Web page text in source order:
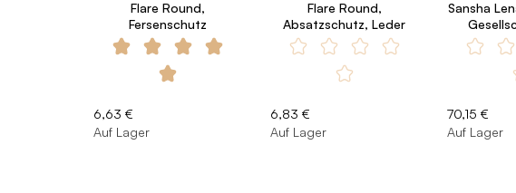
Flare Round,
Fersenschutz
6,63 €
Auf Lager
Flare Round,
Absatzschutz, Leder
6,83 €
Auf Lager
Sansha
70,15 €
Auf Lager